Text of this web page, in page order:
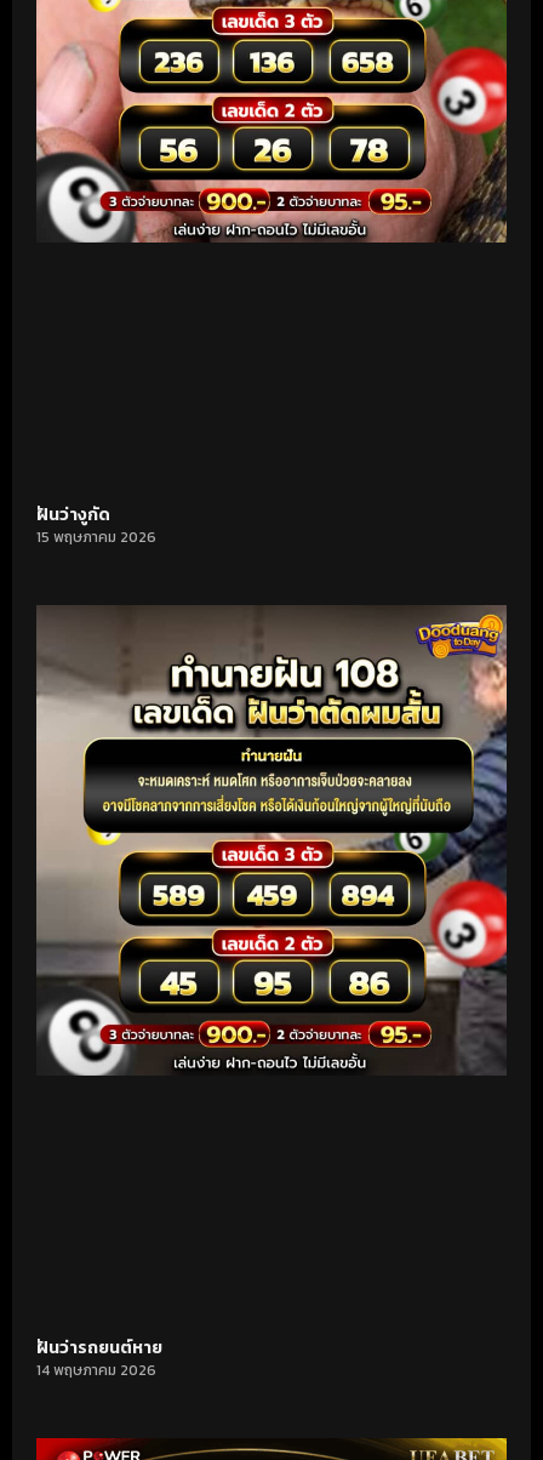
ฝันว่างูกัด
15 พฤษภาคม 2026
ฝันว่ารถยนต์หาย
14 พฤษภาคม 2026